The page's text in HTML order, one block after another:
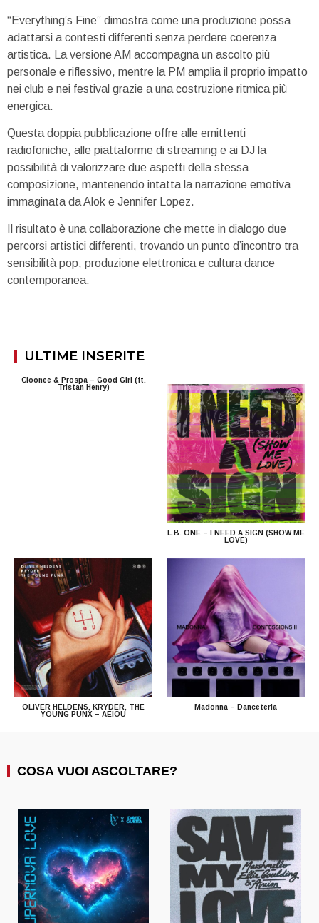
“Everything’s Fine” dimostra come una produzione possa
adattarsi a contesti differenti senza perdere coerenza
artistica. La versione AM accompagna un ascolto più
personale e riflessivo, mentre la PM amplia il proprio impatto
nei club e nei festival grazie a una costruzione ritmica più
energica.
Questa doppia pubblicazione offre alle emittenti
radiofoniche, alle piattaforme di streaming e ai DJ la
possibilità di valorizzare due aspetti della stessa
composizione, mantenendo intatta la narrazione emotiva
immaginata da Alok e Jennifer Lopez.
Il risultato è una collaborazione che mette in dialogo due
percorsi artistici differenti, trovando un punto d’incontro tra
sensibilità pop, produzione elettronica e cultura dance
contemporanea.
ULTIME INSERITE
Cloonee & Prospa – Good Girl (ft.
Tristan Henry)
L.B. ONE – I NEED A SIGN (SHOW ME
LOVE)
OLIVER HELDENS, KRYDER, THE
YOUNG PUNX – AEIOU
Madonna – Danceteria
COSA VUOI ASCOLTARE?